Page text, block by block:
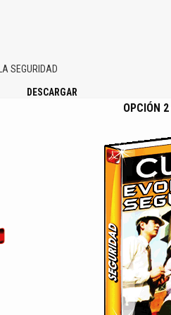
SEGURIDAD
DESCARGAR
OPCIÓN 2